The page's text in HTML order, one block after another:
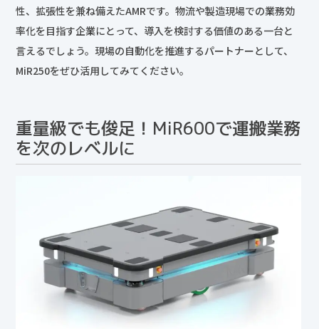
性、拡張性を兼ね備えたAMRです。物流や製造現場での業務効
率化を目指す企業にとって、導入を検討する価値のある一台と
言えるでしょう。現場の自動化を推進するパートナーとして、
MiR250をぜひ活用してみてください。
重量級でも俊足！MiR600で運搬業務
を次のレベルに